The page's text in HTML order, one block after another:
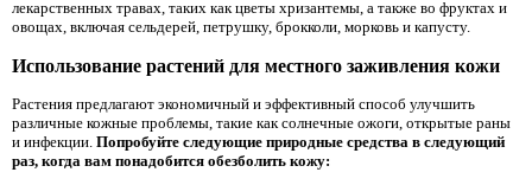
лекарственных травах, таких как цветы хризантемы, а также во фруктах и ​​
овощах, включая сельдерей, петрушку, брокколи, морковь и капусту.
Использование растений для местного заживления кожи
Растения предлагают экономичный и эффективный способ улучшить
различные кожные проблемы, такие как солнечные ожоги, открытые раны
и инфекции. Попробуйте следующие природные средства в следующий
раз, когда вам понадобится обезболить кожу: